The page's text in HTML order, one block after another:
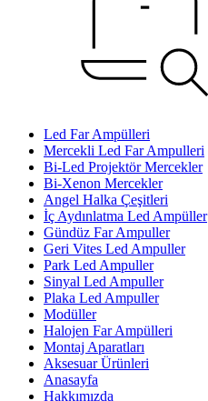
Led Far Ampülleri
Mercekli Led Far Ampulleri
Bi-Led Projektör Mercekler
Bi-Xenon Mercekler
Angel Halka Çeşitleri
İç Aydınlatma Led Ampüller
Gündüz Far Ampuller
Geri Vites Led Ampuller
Park Led Ampuller
Sinyal Led Ampuller
Plaka Led Ampuller
Modüller
Halojen Far Ampülleri
Montaj Aparatları
Aksesuar Ürünleri
Anasayfa
Hakkımızda